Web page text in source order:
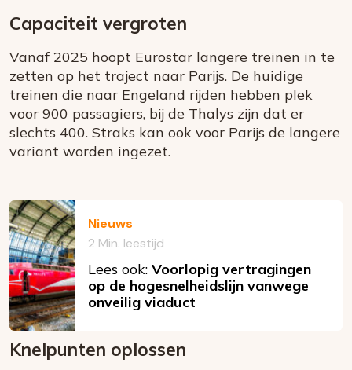
Capaciteit vergroten
Vanaf 2025 hoopt Eurostar langere treinen in te
zetten op het traject naar Parijs. De huidige
treinen die naar Engeland rijden hebben plek
voor 900 passagiers, bij de Thalys zijn dat er
slechts 400. Straks kan ook voor Parijs de langere
variant worden ingezet.
Nieuws
2 Min. leestijd
Lees ook: Voorlopig vertragingen
op de hogesnelheidslijn vanwege
onveilig viaduct
Knelpunten oplossen